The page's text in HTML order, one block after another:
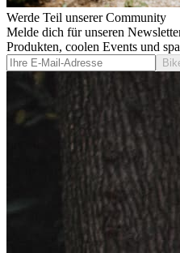
Werde Teil unserer Community
Melde dich für unseren
Produkten, coolen Events und